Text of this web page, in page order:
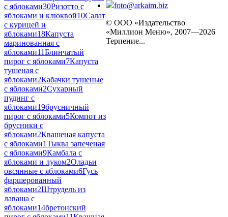
с яблоками30Ризотто с
яблоками и клюквой10Салат
с курицей и
яблоками18Капуста
маринованная с
яблоками11Блинчатый
пирог с яблоками7Капуста
тушеная с
яблоками2Кабачки тушеные
с яблоками2Сухарный
пудинг с
яблоками19брусничный
пирог с яблоками5Компот из
брусники с
яблоками2Квашеная капуста
с яблоками1Тыква запеченая
с яблоками9Камбала с
яблоками и луком2Оладьи
овсянные с яблоками6Гусь
фаршерованный
яблоками2Штрудель из
лаваша с
яблоками14бретонский
foto@arkaim.biz
© ООО «Издательство
«Миллион Меню», 2007—2026
Терпение...